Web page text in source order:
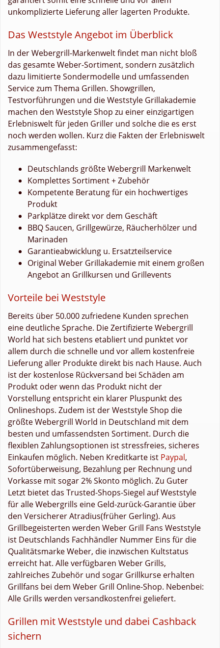
unkomplizierte Lieferung aller lagerten Produkte.
Das Weststyle Angebot im Überblick
In der Webergrill-Markenwelt findet man nicht bloß
das gesamte Weber-Sortiment, sondern zusätzlich
dazu limitierte Sondermodelle und umfassenden
Service zum Thema Grillen. Showgrillen,
Testvorführungen und die Weststyle Grillakademie
machen den Weststyle Shop zu einer einzigartigen
Erlebniswelt für jeden Griller und solche die es erst
noch werden wollen. Kurz die Fakten der Erlebniswelt
zusammengefasst:
Deutschlands größte Webergrill Markenwelt
Komplettes Sortiment + Zubehör
Kompetente Beratung für ein hochwertiges
Produkt
Parkplätze direkt vor dem Geschäft
BBQ Saucen, Grillgewürze, Räucherhölzer und
Marinaden
Garantieabwicklung u. Ersatzteilservice
Original Weber Grillakademie mit einem großen
Angebot an Grillkursen und Grillevents
Vorteile bei Weststyle
Bereits über 50.000 zufriedene Kunden sprechen
eine deutliche Sprache. Die Zertifizierte Webergrill
World hat sich bestens etabliert und punktet vor
allem durch die schnelle und vor allem kostenfreie
Lieferung aller Produkte direkt bis nach Hause. Auch
ist der kostenlose Rückversand bei Schäden am
Produkt oder wenn das Produkt nicht der
Vorstellung entspricht ein klarer Pluspunkt des
Onlineshops. Zudem ist der Weststyle Shop die
größte Webergrill World in Deutschland mit dem
besten und umfassendsten Sortiment. Durch die
flexiblen Zahlungsoptionen ist stressfreies, sicheres
Einkaufen möglich. Neben Kreditkarte ist Paypal,
Sofortüberweisung, Bezahlung per Rechnung und
Vorkasse mit sogar 2% Skonto möglich. Zu Guter
Letzt bietet das Trusted-Shops-Siegel auf Weststyle
für alle Webergrills eine Geld-zurück-Garantie über
den Versicherer Atradius(früher Gerling). Aus
Grillbegeisterten werden Weber Grill Fans Weststyle
ist Deutschlands Fachhändler Nummer Eins für die
Qualitätsmarke Weber, die inzwischen Kultstatus
erreicht hat. Alle verfügbaren Weber Grills,
zahlreiches Zubehör und sogar Grillkurse erhalten
Grillfans bei dem Weber Grill Online-Shop. Nebenbei:
Alle Grills werden versandkostenfrei geliefert.
Grillen mit Weststyle und dabei Cashback
sichern